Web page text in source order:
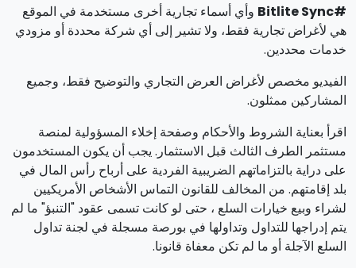
#Bitlite Sync
وأي أسماء تجارية أخرى مستخدمة في الموقع
هي لأغراض تجارية فقط، ولا تشير إلى أي شركة محددة أو مزودي
خدمات محددين.
الفيديو مخصص لأغراض العرض التجاري والتوضيح فقط، وجميع
المشاركين ممثلون.
اقرأ بعناية الشروط والأحكام وصفحة إخلاء المسؤولية لمنصة
مستثمر الطرف الثالث قبل الاستثمار. يجب أن يكون المستخدمون
على دراية بالتزاماتهم الضريبية الفردية على أرباح رأس المال في
بلد إقامتهم. من المخالف للقانون التماس الأشخاص الأمريكيين
لشراء وبيع خيارات السلع ، حتى لو كانت تسمى عقود "التنبؤ" ما لم
يتم إدراجها للتداول وتداولها في بورصة مسجلة في لجنة تداول
السلع الآجلة أو ما لم تكن معفاة قانونا.